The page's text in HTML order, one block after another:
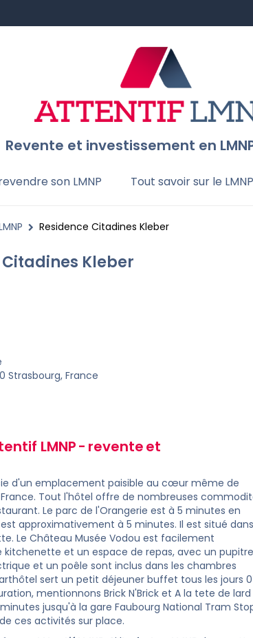
Revente et investissement en
son LMNP Tout savoir sur le LMNP
Residence Citadines Kleber
Kleber
Strasbourg, France
LMNP - reventeet
d'un emplacement paisible au cœur même de
Tout l'hôtel offre de nombreuses
Le parc de l'Orangerie est à 5 minutes en
approximativement à 5 minutes. Il est situé
Le Château Musée Vodou est facilement
et un espace de repas, avec un pupitre
et un poêle sont inclus dans les chambres
sert un petit déjeuner buffet tous les jours
mentionnons Brick N'Brick et A la tete de lard
jusqu'à la gare Faubourg National Tram
ces activités sur place.